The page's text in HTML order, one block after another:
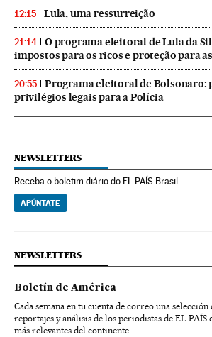
12:15 Lula, uma ressurreição
21:14
O programa eleitoral de Lula da
impostos para os ricos e proteção para
20:55
Programa eleitoral de Bolsonaro:
privilégios legais para a Polícia
NEWSLETTERS
Receba o boletim diário do EL PAÍS Brasil
APÚNTATE
NEWSLETTERS
Boletín de América
Cada semana en tu cuenta de correo una selección
reportajes y análisis de los periodistas de EL PAÍS
más relevantes del continente.